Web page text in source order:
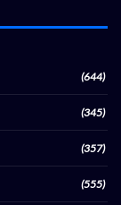
(644)
(345)
(357)
(555)